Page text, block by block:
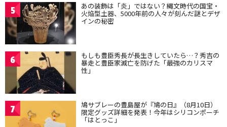
5 あの装飾は「炎」ではない？縄文時代の国宝・
火焔型土器、5000年前の人々が刻んだ謎とデザ
インの秘密
6 もしも豊臣秀長が長生きしていたら…？秀吉の
暴走と豊臣家滅亡を防げた「最強のカリスマ
性」
7 鳩サブレーの豊島屋が『鳩の日』（8月10日）
限定グッズ詳細を発表！今年はシリコンポーチ
「はとっこ」